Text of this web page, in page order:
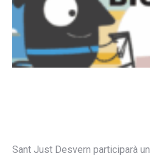
Sant Just Desvern participarà